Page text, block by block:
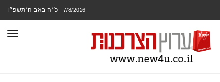
7/8/2026 כ״ה באב ה׳תשפ״ו